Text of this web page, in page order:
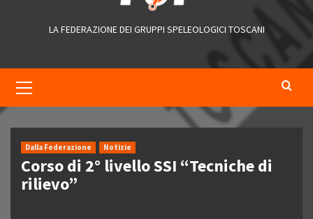
LA FEDERAZIONE DEI GRUPPI SPELEOLOGICI TOSCANI
Menu
Dalla Federazione Notizie
Corso di 2° livello SSI “Tecniche di
rilievo”